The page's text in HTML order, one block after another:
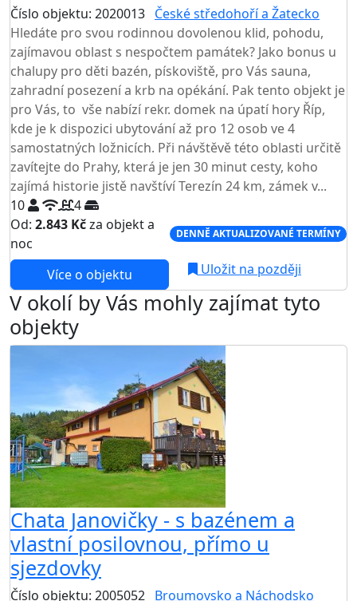
Číslo objektu: 2020013 České středohoří a Žatecko
Hledáte pro svou rodinnou dovolenou klid, pohodu,
zajímavou oblast s nespočtem památek? Jako bonus u
chalupy pro děti bazén, pískoviště, pro Vás sauna,
zahradní posezení a krb na opékání. Pak tento objekt je
pro Vás, to vše nabízí rekr. domek na úpatí hory Říp,
kde je k dispozici ubytování až pro 12 osob ve 4
samostatných ložnicích. Při návštěvě této oblasti určitě
zavítejte do Prahy, která je jen 30 minut cesty, koho
zajímá historie jistě navštíví Terezín 24 km, zámek v...
10
4
Od: 2.843 Kčza objekt a
noc
DENNĚ AKTUALIZOVANÉ TERMÍNY
Více o objektu Uložit na později
V okolí by Vás mohly zajímat tyto
objekty
Chata Janovičky - s bazénem a
vlastní posilovnou, přímo u
sjezdovky
Číslo objektu: 2005052 Broumovsko a Náchodsko